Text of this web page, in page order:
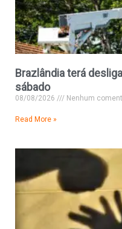
Brazlândia terá
sábado
08/08/2026 Nenhum
Read More »